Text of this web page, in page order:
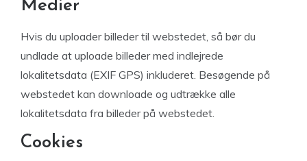
Medier
Hvis du uploader billeder til webstedet, så bør du
undlade at uploade billeder med indlejrede
lokalitetsdata (EXIF GPS) inkluderet. Besøgende på
webstedet kan downloade og udtrække alle
lokalitetsdata fra billeder på webstedet.
Cookies